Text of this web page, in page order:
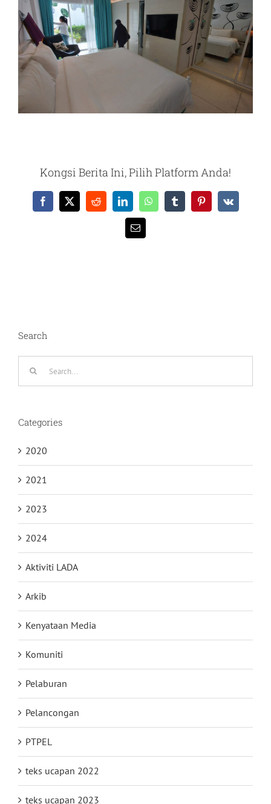
Kongsi Berita Ini, Pilih Platform Anda!
Facebook
X RedditLinkedInWhatsAppTumblrPinterest
Vk
Email
Search
Categories
2020
2021
2023
2024
Aktiviti LADA
Arkib
Kenyataan Media
Komuniti
Pelaburan
Pelancongan
PTPEL
teks ucapan 2022
teks ucapan 2023